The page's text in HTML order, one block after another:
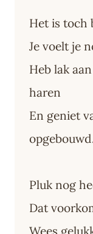
Het is toch
Je voelt je
Heb lak
haren
En geniet
Pluk nog
Dat
Wees